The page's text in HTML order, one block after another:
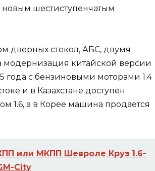
новым шестиступенчатым
дверных стекол, АБС, двумя
модернизация китайской версии
года с бензиновыми моторами 1.4
и в Казахстане доступен
1.6, а в Корее машина продается
или МКПП Шевроле Круз 1.6-
City